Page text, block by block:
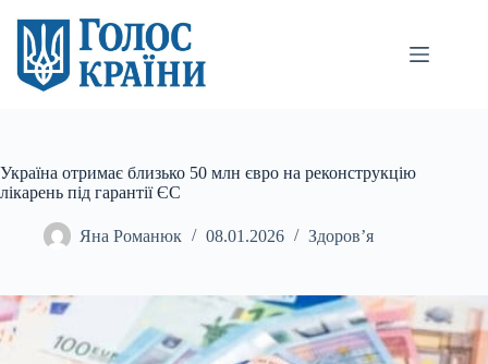
вмісту
Україна отримає близько 50 млн євро на реконструкцію
лікарень під гарантії ЄС
Яна Романюк 08.01.2026 Здоров’я